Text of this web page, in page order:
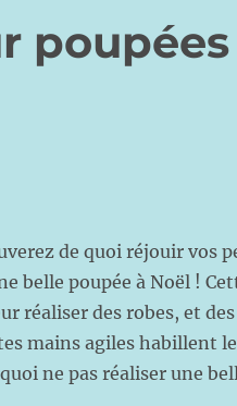
poupées
de quoi réjouir vos
belle poupée à Noël !
réaliser des robes, et
mains agiles habillent
ne pas réaliser une